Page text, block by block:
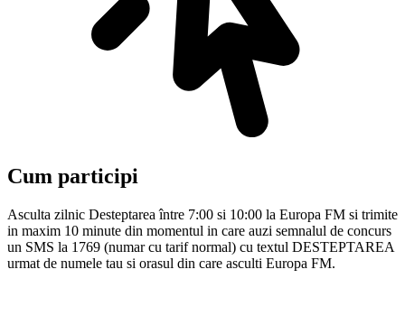
Cum participi
Asculta zilnic Desteptarea între 7:00 si 10:00 la Europa FM si trimite
in maxim 10 minute din momentul in care auzi semnalul de concurs
un SMS la 1769 (numar cu tarif normal) cu textul DESTEPTAREA
urmat de numele tau si orasul din care asculti Europa FM.